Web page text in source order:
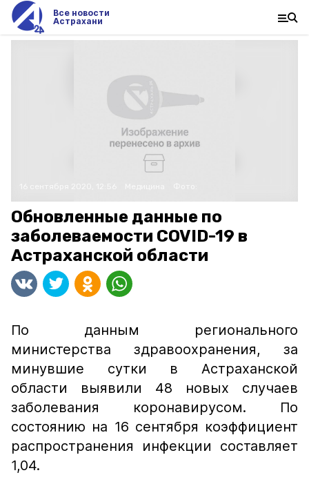
Все новости
Астрахани
Обновленные данные по
заболеваемости COVID-19 в
Астраханской области
По данным регионального
министерства здравоохранения, за
минувшие сутки в Астраханской
области выявили 48 новых случаев
заболевания коронавирусом. По
состоянию на 16 сентября коэффициент
распространения инфекции составляет
1,04.